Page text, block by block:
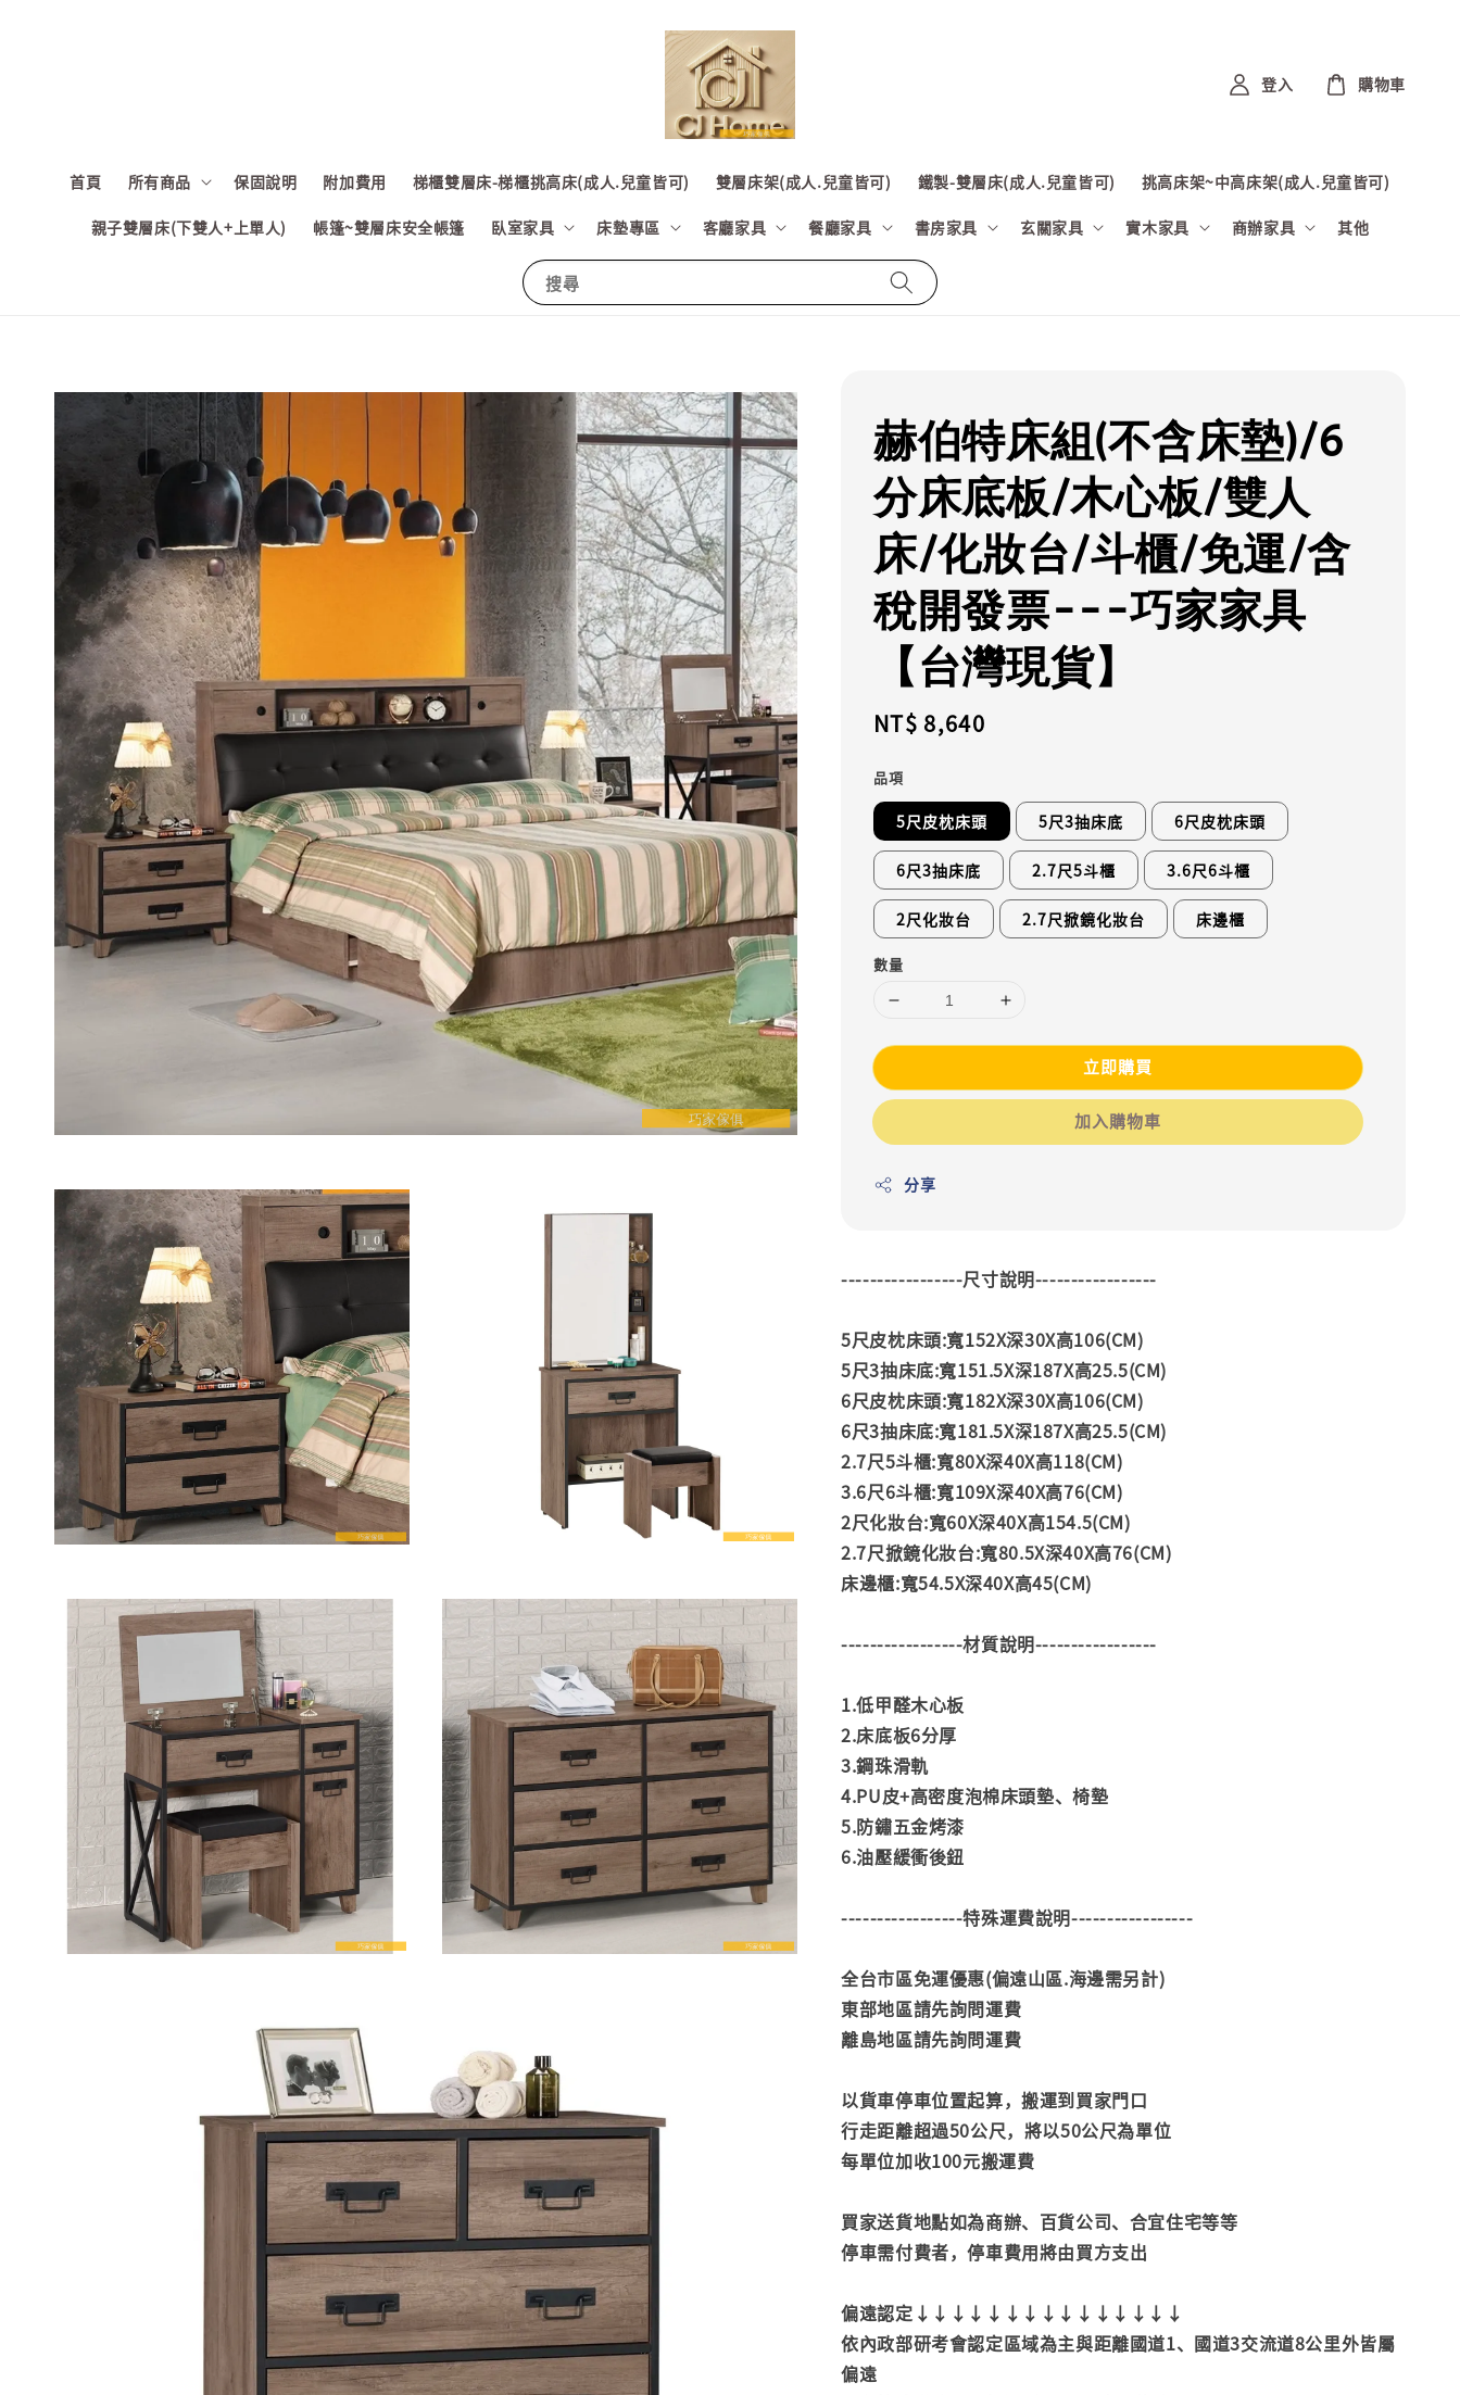
搜尋
首頁 所有商品 保固說明 附加費用 梯櫃雙層床-梯櫃挑高床(成人.兒童皆可) 雙層床架(成人.兒童皆可) 鐵製-雙層床(成人.兒童皆可) 挑高床架~中高床架(成人.兒童皆可)
親子雙層床(下雙人+上單人) 帳篷~雙層床安全帳篷 臥室家具 床墊專區 客廳家具 餐廳家具 書房家具 玄關家具 實木家具 商辦家具 其他
登入 購物車
赫伯特床組(不含床墊)/6
分床底板/木心板/雙人
床/化妝台/斗櫃/免運/含
稅開發票---巧家家具
【台灣現貨】
Regular
NT$ 8,640
品項
5尺皮枕床頭 5尺3抽床底 6尺皮枕床頭
6尺3抽床底 2.7尺5斗櫃 3.6尺6斗櫃
2尺化妝台 2.7尺掀鏡化妝台 床邊櫃
數量
立即購買
加入購物車
分享
-----------------尺寸說明-----------------
5尺皮枕床頭:寬152X深30X高106(CM)
5尺3抽床底:寬151.5X深187X高25.5(CM)
6尺皮枕床頭:寬182X深30X高106(CM)
6尺3抽床底:寬181.5X深187X高25.5(CM)
2.7尺5斗櫃:寬80X深40X高118(CM)
3.6尺6斗櫃:寬109X深40X高76(CM)
2尺化妝台:寬60X深40X高154.5(CM)
2.7尺掀鏡化妝台:寬80.5X深40X高76(CM)
床邊櫃:寬54.5X深40X高45(CM)
-----------------材質說明-----------------
1.低甲醛木心板
2.床底板6分厚
3.鋼珠滑軌
4.PU皮+高密度泡棉床頭墊、椅墊
5.防鏽五金烤漆
6.油壓緩衝後鈕
-----------------特殊運費說明-----------------
全台市區免運優惠(偏遠山區.海邊需另計)
東部地區請先詢問運費
離島地區請先詢問運費
以貨車停車位置起算，搬運到買家門口
行走距離超過50公尺，將以50公尺為單位
每單位加收100元搬運費
買家送貨地點如為商辦、百貨公司、合宜住宅等等
停車需付費者，停車費用將由買方支出
偏遠認定↓↓↓↓↓↓↓↓↓↓↓↓↓↓↓
依內政部研考會認定區域為主與距離國道1、國道3交流道8公里外皆屬
偏遠